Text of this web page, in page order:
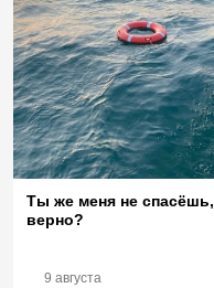
Ты же меня не спасёшь,
верно?
9 августа